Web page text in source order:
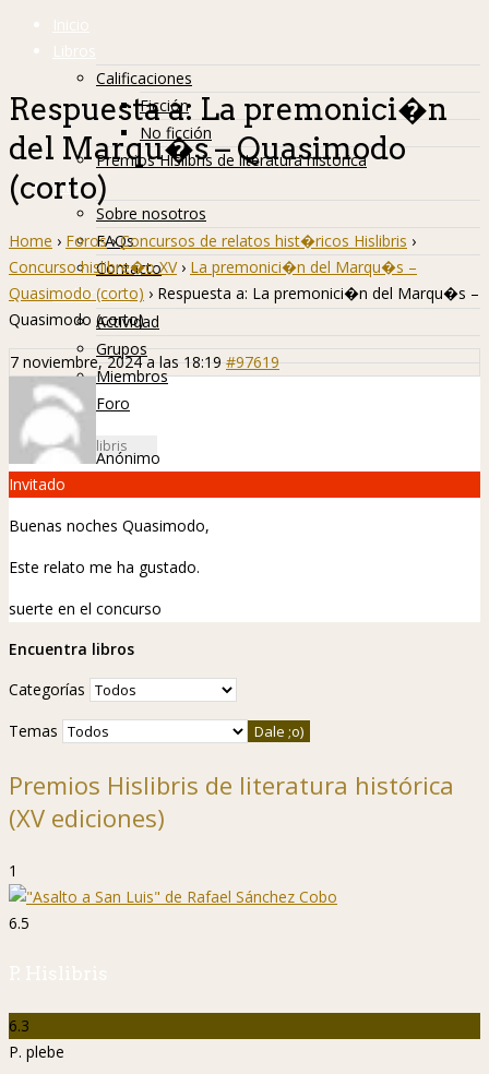
Inicio
Libros
Calificaciones
Ficción
No ficción
Premios Hislibris de literatura histórica
Info
Sobre nosotros
FAQs
Contacto
Hislibreños
Actividad
Grupos
Miembros
Foro
Respuesta a: La premonici�n
del Marqu�s – Quasimodo
(corto)
Home › Foros › Concursos de relatos hist�ricos Hislibris ›
Concurso hislibre�o XV › La premonici�n del Marqu�s –
Quasimodo (corto) › Respuesta a: La premonici�n del Marqu�s –
Quasimodo (corto)
7 noviembre, 2024 a las 18:19 #97619
Anónimo
Invitado
Buenas noches Quasimodo,
Este relato me ha gustado.
suerte en el concurso
Encuentra libros
Categorías
Temas
Premios Hislibris de literatura histórica
(XV ediciones)
1
6.5
P. Hislibris
6.3
P. plebe